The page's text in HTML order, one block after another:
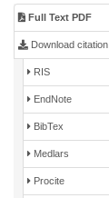
Full Text PDF
Download citation
RIS
EndNote
BibTex
Medlars
Procite